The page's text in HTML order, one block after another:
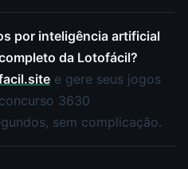
por inteligência artificial
da Lotofácil?
e gere seus jogos
3630
sem complicação.